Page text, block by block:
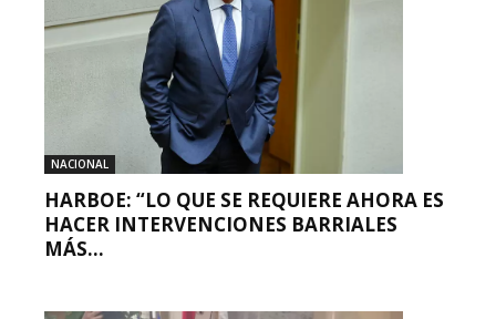
NACIONAL
HARBOE: “LO QUE SE REQUIERE AHORA ES
HACER INTERVENCIONES BARRIALES
MÁS...